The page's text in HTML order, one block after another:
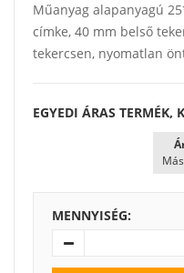
Műanyag alapanyagú
címke, 40 mm belső
tekercsen, nyomatlan
EGYEDI ÁRAS TERMÉK,
MENNYISÉG: